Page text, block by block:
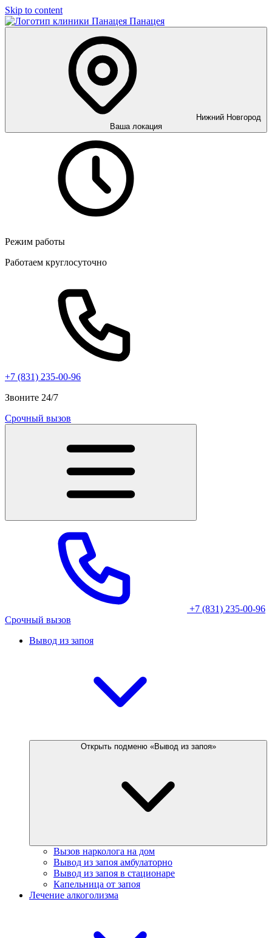
Skip to content
Панацея
Нижний Новгород
Ваша локация
Режим работы
Работаем круглосуточно
+7 (831) 235-00-96
Звоните 24/7
Срочный вызов
+7 (831) 235-00-96
Срочный вызов
Вывод из запоя
Открыть подменю «Вывод из запоя»
Вызов нарколога на дом
Вывод из запоя амбулаторно
Вывод из запоя в стационаре
Капельница от запоя
Лечение алкоголизма